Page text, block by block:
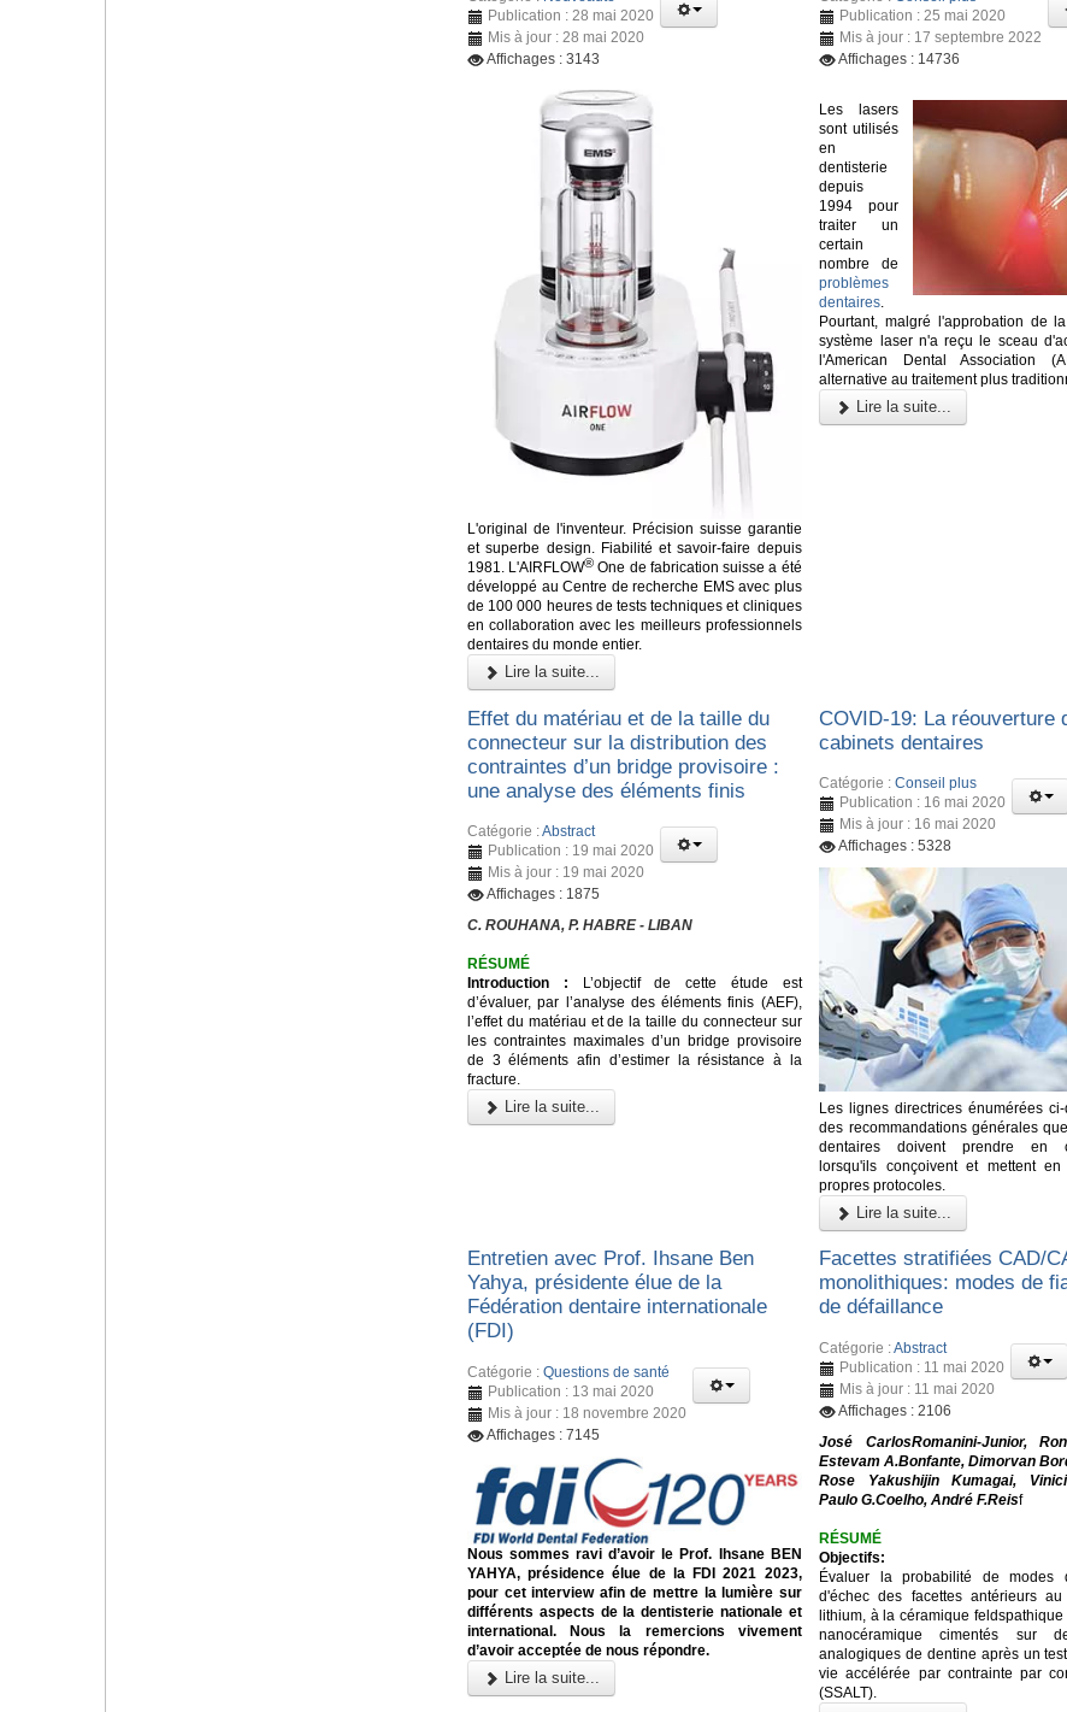
Publication : 28 mai 2020
Mis à jour : 28 mai 2020
Affichages : 3143
L'original de l'inventeur. Précision suisse garantie
et superbe design. Fiabilité et savoir-faire depuis
1981. L'AIRFLOW® One de fabrication suisse a été
développé au Centre de recherche EMS avec plus
de 100 000 heures de tests techniques et cliniques
en collaboration avec les meilleurs professionnels
dentaires du monde entier.
Lire la suite...
Publication : 25 mai 2020
Mis à jour : 17 septembre 2022
Affichages : 14736
Les lasers
sont utilisés
en
dentisterie
depuis
1994 pour
traiter un
certain
nombre de
problèmes
dentaires.
Pourtant, malgré l'approbation de
système laser n'a reçu le sceau
l'American Dental Association
alternative au traitement plus
Lire la suite...
Effet du matériau et de la taille du
connecteur sur la distribution des
contraintes d’un bridge provisoire :
une analyse des éléments finis
Catégorie :Abstract
Publication : 19 mai 2020
Mis à jour : 19 mai 2020
Affichages : 1875
C. ROUHANA, P. HABRE - LIBAN
RÉSUMÉ
Introduction : L’objectif de cette étude est
d’évaluer, par l’analyse des éléments finis (AEF),
l’effet du matériau et de la taille du connecteur sur
les contraintes maximales d’un bridge provisoire
de 3 éléments afin d’estimer la résistance à la
fracture.
Lire la suite...
COVID-19: La réouverture
cabinets dentaires
Catégorie :Conseil plus
Publication : 16 mai 2020
Mis à jour : 16 mai 2020
Affichages : 5328
Les lignes directrices énumérées
des recommandations générales
dentaires doivent prendre en
lorsqu'ils conçoivent et mettent
propres protocoles.
Lire la suite...
Entretien avec Prof. Ihsane Ben
Yahya, présidente élue de la
Fédération dentaire internationale
(FDI)
Catégorie : Questions de santé
Publication : 13 mai 2020
Mis à jour : 18 novembre 2020
Affichages : 7145
Nous sommes ravi d’avoir le Prof. Ihsane BEN
YAHYA, présidence élue de la FDI 2021 2023,
pour cet interview afin de mettre la lumière sur
différents aspects de la dentisterie nationale et
international. Nous la remercions vivement
d’avoir acceptée de nous répondre.
Lire la suite...
Facettes stratifiées CAD/
monolithiques: modes de
de défaillance
Catégorie :Abstract
Publication : 11 mai 2020
Mis à jour : 11 mai 2020
Affichages : 2106
José CarlosRomanini-Junior,
Estevam A.Bonfante, Dimorvan
Rose Yakushijin Kumagai,
Paulo G.Coelho, André F.Reisf
RÉSUMÉ
Objectifs:
Évaluer la probabilité de modes
d'échec des facettes antérieurs
lithium, à la céramique feldspathique
nanocéramique cimentés sur
analogiques de dentine après un
vie accélérée par contrainte par
(SSALT).